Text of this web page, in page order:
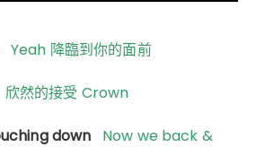
Yeah 降臨到你的面前
欣然的接受 Crown
down Now we back &